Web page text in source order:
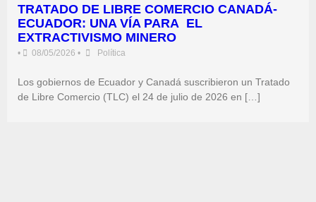
TRATADO DE LIBRE COMERCIO CANADÁ-
ECUADOR: UNA VÍA PARA EL
EXTRACTIVISMO MINERO
• 08/05/2026 • Política
Los gobiernos de Ecuador y Canadá suscribieron un Tratado
de Libre Comercio (TLC) el 24 de julio de 2026 en […]